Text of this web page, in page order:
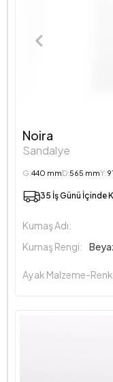
Noira
Sandalye
G:440 mmD:565 mmY:
35 İş Günü İçinde
Kumaş Adı:
Kumaş Rengi:
Ayak Malzeme-